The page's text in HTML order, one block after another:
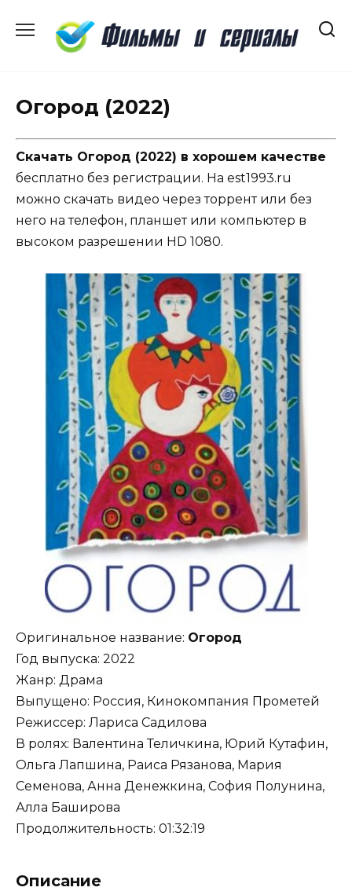
содержанию
Огород (2022)
Скачать Огород (2022) в хорошем качестве
бесплатно без регистрации. На est1993.ru
можно скачать видео через торрент или без
него на телефон, планшет или компьютер в
высоком разрешении HD 1080.
Оригинальное название: Огород
Год выпуска: 2022
Жанр: Драма
Выпущено: Россия, Кинокомпания Прометей
Режиссер: Лариса Садилова
В ролях: Валентина Теличкина, Юрий Кутафин,
Ольга Лапшина, Раиса Рязанова, Мария
Семенова, Анна Денежкина, София Полунина,
Алла Баширова
Продолжительность: 01:32:19
Описание